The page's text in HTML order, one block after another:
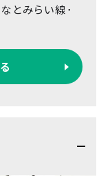
とみらい線･